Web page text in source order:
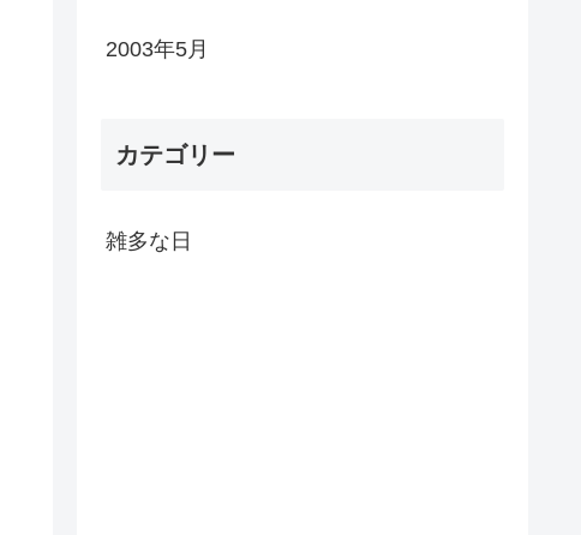
2003年5月
カテゴリー
雑多な日